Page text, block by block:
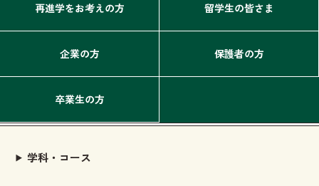
再進学をお考えの方 留学生の皆さま
企業の方 保護者の方
卒業生の方
学科・コース